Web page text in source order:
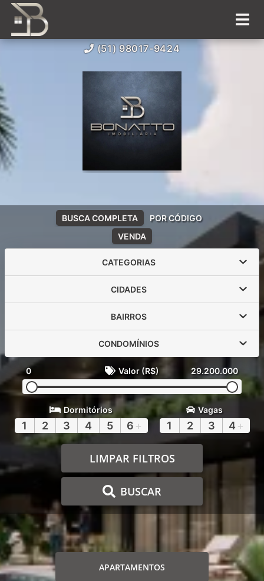
(51) 98017-9424
VENDA
BUSCA COMPLETA POR CÓDIGO
CATEGORIAS
CIDADES
BAIRROS
CONDOMÍNIOS
0 Valor (R$) 29.200.000
Dormitórios
1 2 3 4 5 6 +
Vagas
1 2 3 4 +
LIMPAR FILTROS
BUSCAR
APARTAMENTOS